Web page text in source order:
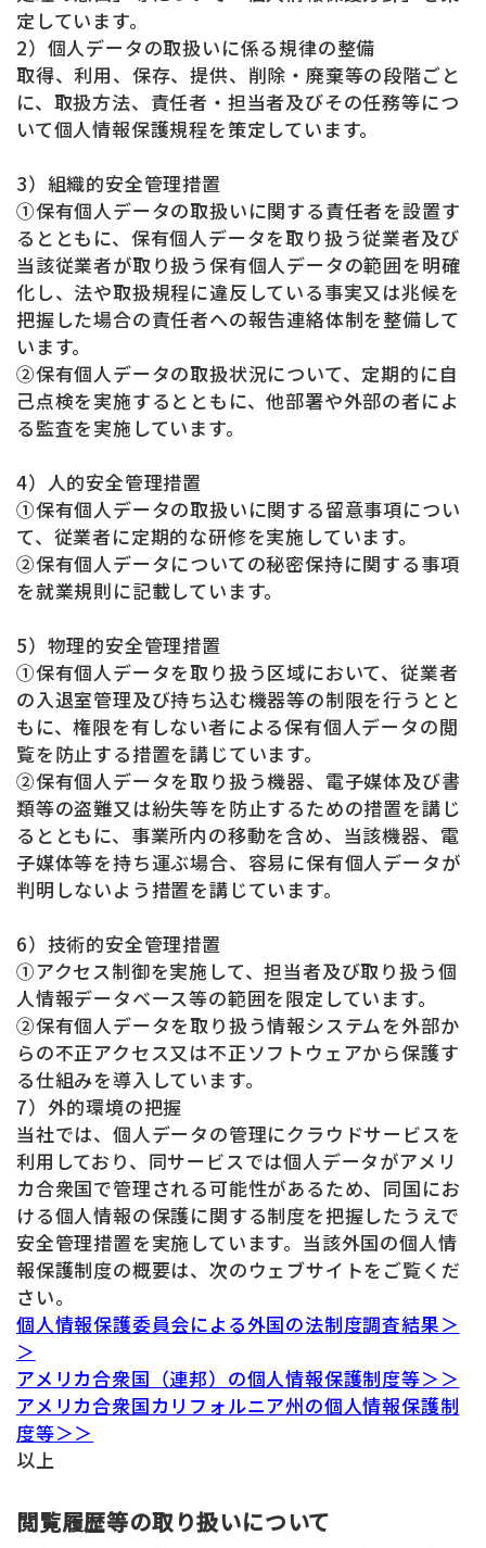
定しています。
2）個人データの取扱いに係る規律の整備
取得、利用、保存、提供、削除・廃棄等の段階ごと
に、取扱方法、責任者・担当者及びその任務等につ
いて個人情報保護規程を策定しています。
3）組織的安全管理措置
①保有個人データの取扱いに関する責任者を設置す
るとともに、保有個人データを取り扱う従業者及び
当該従業者が取り扱う保有個人データの範囲を明確
化し、法や取扱規程に違反している事実又は兆候を
把握した場合の責任者への報告連絡体制を整備して
います。
②保有個人データの取扱状況について、定期的に自
己点検を実施するとともに、他部署や外部の者によ
る監査を実施しています。
4）人的安全管理措置
①保有個人データの取扱いに関する留意事項につい
て、従業者に定期的な研修を実施しています。
②保有個人データについての秘密保持に関する事項
を就業規則に記載しています。
5）物理的安全管理措置
①保有個人データを取り扱う区域において、従業者
の入退室管理及び持ち込む機器等の制限を行うとと
もに、権限を有しない者による保有個人データの閲
覧を防止する措置を講じています。
②保有個人データを取り扱う機器、電子媒体及び書
類等の盗難又は紛失等を防止するための措置を講じ
るとともに、事業所内の移動を含め、当該機器、電
子媒体等を持ち運ぶ場合、容易に保有個人データが
判明しないよう措置を講じています。
6）技術的安全管理措置
①アクセス制御を実施して、担当者及び取り扱う個
人情報データベース等の範囲を限定しています。
②保有個人データを取り扱う情報システムを外部か
らの不正アクセス又は不正ソフトウェアから保護す
る仕組みを導入しています。
7）外的環境の把握
当社では、個人データの管理にクラウドサービスを
利用しており、同サービスでは個人データがアメリ
カ合衆国で管理される可能性があるため、同国にお
ける個人情報の保護に関する制度を把握したうえで
安全管理措置を実施しています。当該外国の個人情
報保護制度の概要は、次のウェブサイトをご覧くだ
さい。
個人情報保護委員会による外国の法制度調査結果＞
＞
アメリカ合衆国（連邦）の個人情報保護制度等＞＞
アメリカ合衆国カリフォルニア州の個人情報保護制
度等＞＞
以上
閲覧履歴等の取り扱いについて